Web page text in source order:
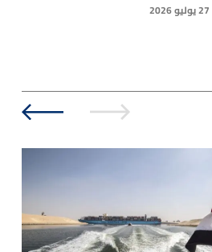
27 يوليو 2026